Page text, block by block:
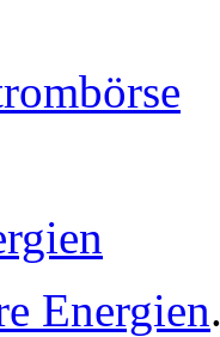
Energien